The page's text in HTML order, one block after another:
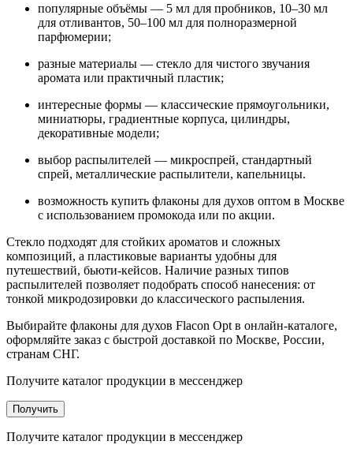
популярные объёмы — 5 мл для пробников, 10–30 мл
для отливантов, 50–100 мл для полноразмерной
парфюмерии;
разные материалы — стекло для чистого звучания
аромата или практичный пластик;
интересные формы — классические прямоугольники,
миниатюры, градиентные корпуса, цилиндры,
декоративные модели;
выбор распылителей — микроспрей, стандартный
спрей, металлические распылители, капельницы.
возможность купить флаконы для духов оптом в Москве
с использованием промокода или по акции.
Стекло подходят для стойких ароматов и сложных
композиций, а пластиковые варианты удобны для
путешествий, бьюти-кейсов. Наличие разных типов
распылителей позволяет подобрать способ нанесения: от
тонкой микродозировки до классического распыления.
Выбирайте флаконы для духов Flacon Opt в онлайн-каталоге,
оформляйте заказ с быстрой доставкой по Москве, России,
странам СНГ.
Получите каталог продукции в мессенджер
Получить
Получите каталог продукции в мессенджер